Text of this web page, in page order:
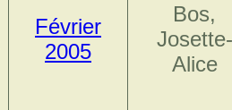
Février
2005
Bos,
Josette-
Alice